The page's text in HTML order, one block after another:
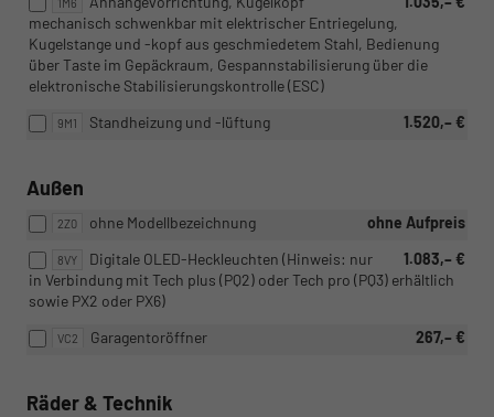
1M6
mechanisch schwenkbar mit elektrischer Entriegelung,
Kugelstange und -kopf aus geschmiedetem Stahl, Bedienung
über Taste im Gepäckraum, Gespannstabilisierung über die
elektronische Stabilisierungskontrolle (ESC)
9M1 1.520,– €
Standheizung und -lüftung
Außen
2Z0 ohne Aufpreis
ohne Modellbezeichnung
8VY 1.083,– €
Digitale OLED-Heckleuchten (Hinweis: nur
in Verbindung mit Tech plus (PQ2) oder Tech pro (PQ3) erhältlich
sowie PX2 oder PX6)
VC2 267,– €
Garagentoröffner
Räder & Technik